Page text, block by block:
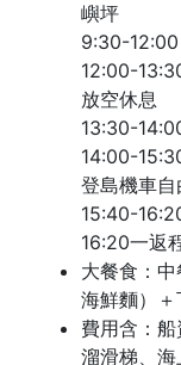
嶼坪
9:30-12:00
12:00-
放空休息
13:30-
14:00-
登島機車自
15:40-
16:20一返
大餐食：
海鮮麵）＋
費用含：
溜滑梯、